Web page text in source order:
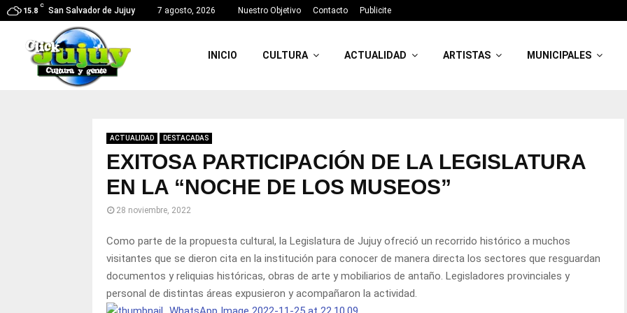
15.8
C
San Salvador de Jujuy 7 agosto, 2026 Nuestro Objetivo Contacto Publicite
INICIO CULTURA ACTUALIDAD ARTISTAS MUNICIPALES
ACTUALIDAD DESTACADAS
EXITOSA PARTICIPACIÓN DE LA LEGISLATURA
EN LA “NOCHE DE LOS MUSEOS”
28 noviembre, 2022
Como parte de la propuesta cultural, la Legislatura de Jujuy ofreció un recorrido histórico a muchos
visitantes que se dieron cita en la institución para conocer de manera directa los sectores que resguardan
documentos y reliquias históricas, obras de arte y mobiliarios de antaño. Legisladores provinciales y
personal de distintas áreas expusieron y acompañaron la actividad.